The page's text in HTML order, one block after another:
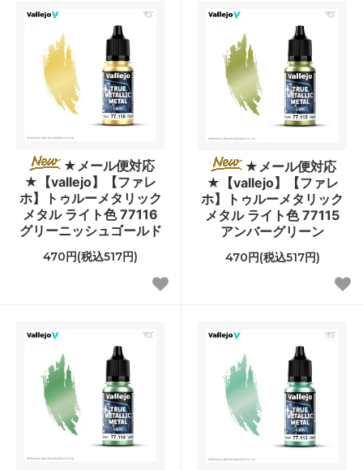
★メール便対応
★【vallejo】【ファレ
ホ】トゥルーメタリック
メタル ライト色 77116
グリーニッシュゴールド
470円(税込517円)
★メール便対応
★【vallejo】【ファレ
ホ】トゥルーメタリック
メタル ライト色 77115
アンバーグリーン
470円(税込517円)